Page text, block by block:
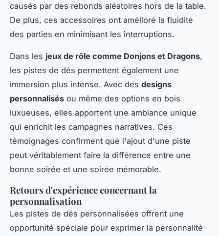
causés par des rebonds aléatoires hors de la table.
De plus, ces accessoires ont amélioré la fluidité
des parties en minimisant les interruptions.
Dans les jeux de rôle comme Donjons et Dragons,
les pistes de dés permettent également une
immersion plus intense. Avec des designs
personnalisés ou même des options en bois
luxueuses, elles apportent une ambiance unique
qui enrichit les campagnes narratives. Ces
témoignages confirment que l'ajout d'une piste
peut véritablement faire la différence entre une
bonne soirée et une soirée mémorable.
Retours d'expérience concernant la
personnalisation
Les pistes de dés personnalisées offrent une
opportunité spéciale pour exprimer la personnalité